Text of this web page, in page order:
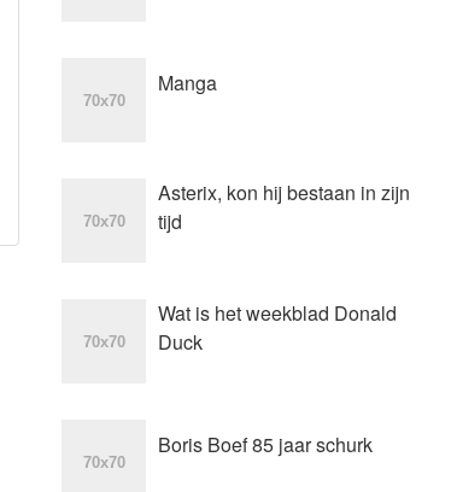
Manga
Asterix, kon hij bestaan in zijn
tijd
Wat is het weekblad Donald
Duck
Boris Boef 85 jaar schurk